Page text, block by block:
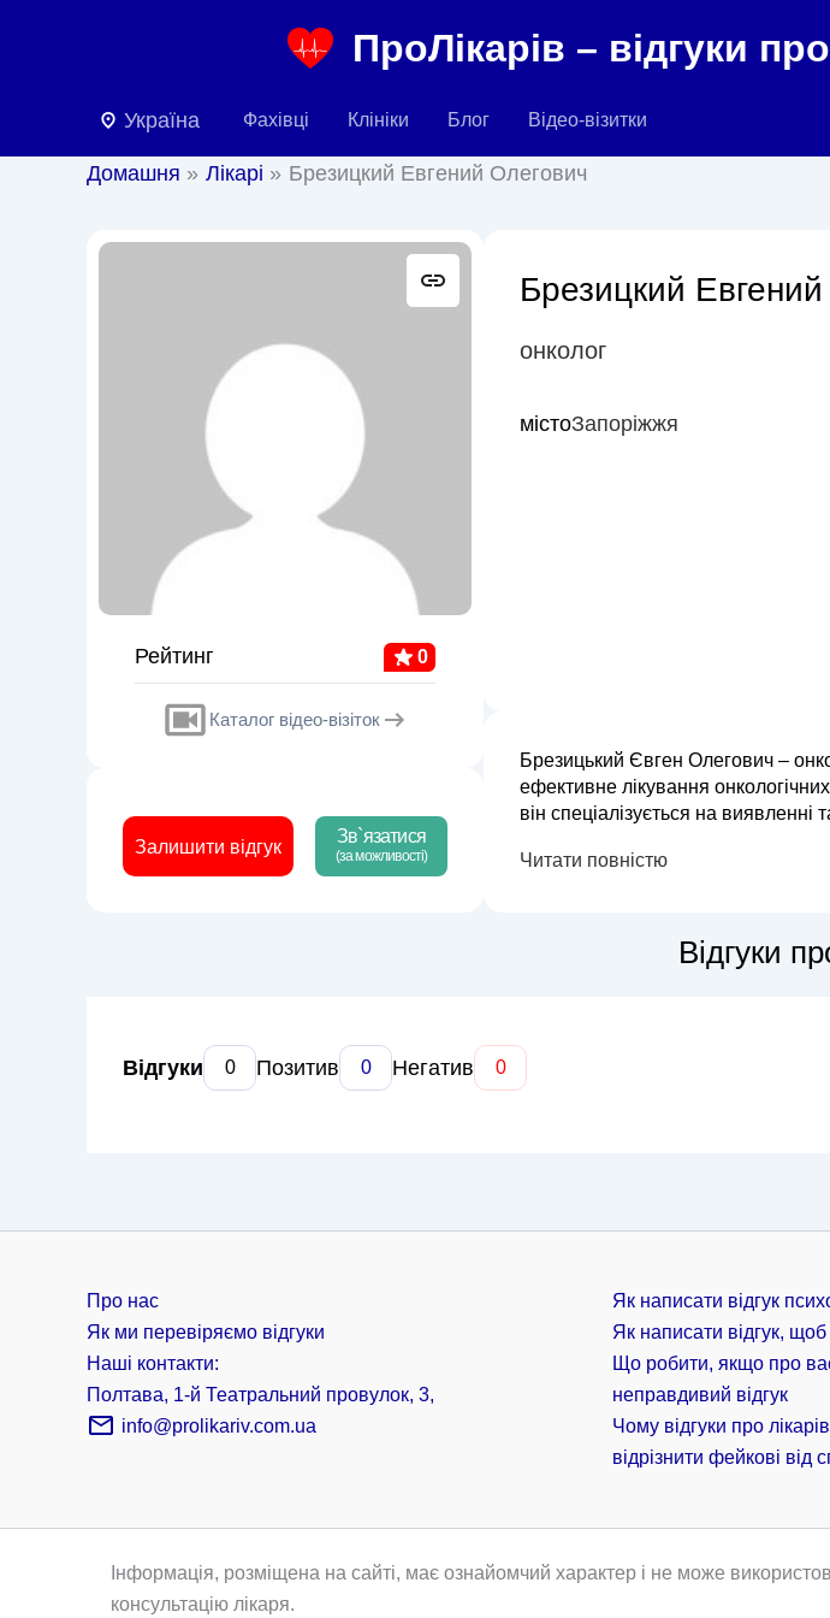
ПроЛікарів – відгуки
Україна Фахівці Клініки Блог Відео-візитки
Домашня Лікарі Брезицкий Евгений Олегович
Рейтинг 0
Каталог відео-візіток
Залишити відгук
Зв`язатися
(за можливості)
Брезицкий
онколог
містоЗапоріжжя
Брезицький Євген Олегович –
ефективне лікування
він спеціалізується на
Читати повністю
Відгуки
Відгуки 0 Позитив 0 Негатив 0
Про нас
Як ми перевіряємо відгуки
Наші контакти:
Полтава, 1-й Театральний провулок, 3,
info@prolikariv.com.ua
Як написати відгук
Як написати відгук,
Що робити, якщо про
неправдивий відгук
Чому відгуки про
відрізнити фейкові від
Інформація, розміщена на сайті, має ознайомчий характер і не може
консультацію лікаря.